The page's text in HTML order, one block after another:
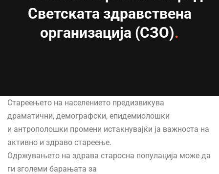
Светската здравствена
организација (СЗО)
Стареењето на населението предизвикува
драматични, демографски, епидемиолошки
и антрополошки промени истакнувајќи ја важноста на
активно и здраво стареење.
Одржувањето на здрава старосна популација може да
ги зголеми барањата за